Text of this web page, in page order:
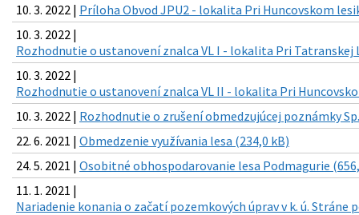
10. 3. 2022 | Príloha Obvod JPU2 - lokalita Pri Huncovskom
10. 3. 2022 |
Rozhodnutie o ustanovení znalca VL I - lokalita Pri Tatranskej
10. 3. 2022 |
Rozhodnutie o ustanovení znalca VL II - lokalita Pri
10. 3. 2022 | Rozhodnutie o zrušení obmedzujúcej poznámky
22. 6. 2021 | Obmedzenie využívania lesa (234,0 kB)
24. 5. 2021 | Osobitné obhospodarovanie lesa Podmagurie
11. 1. 2021 |
Nariadenie konania o začatí pozemkových úprav v k. ú. Stráne